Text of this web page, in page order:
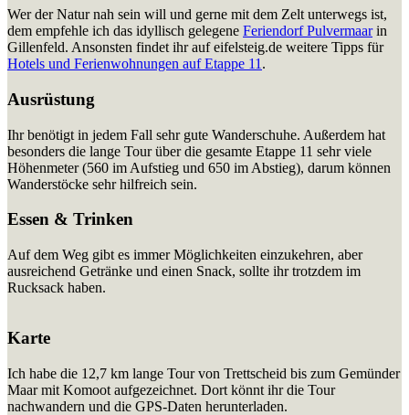
Wer der Natur nah sein will und gerne mit dem Zelt unterwegs ist,
dem empfehle ich das idyllisch gelegene Feriendorf Pulvermaarin
Gillenfeld. Ansonsten findet ihr auf eifelsteig.de weitere Tipps für
Hotels und Ferienwohnungen auf Etappe 11 .
Ausrüstung
Ihr benötigt in jedem Fall sehr gute Wanderschuhe. Außerdem hat
besonders die lange Tour über die gesamte Etappe 11 sehr viele
Höhenmeter (560 im Aufstieg und 650 im Abstieg), darum können
Wanderstöcke sehr hilfreich sein.
Essen & Trinken
Auf dem Weg gibt es immer Möglichkeiten einzukehren, aber
ausreichend Getränke und einen Snack, sollte ihr trotzdem im
Rucksack haben.
Karte
Ich habe die 12,7 km lange Tour von Trettscheid bis zum Gemünder
Maar mit Komoot aufgezeichnet. Dort könnt ihr die Tour
nachwandern und die GPS-Daten herunterladen.